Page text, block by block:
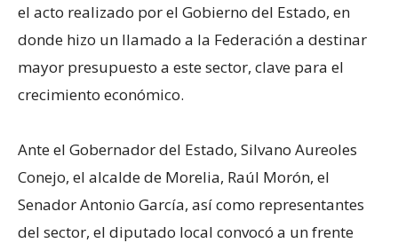
el acto realizado por el Gobierno del Estado, en
donde hizo un llamado a la Federación a destinar
mayor presupuesto a este sector, clave para el
crecimiento económico.
Ante el Gobernador del Estado, Silvano Aureoles
Conejo, el alcalde de Morelia, Raúl Morón, el
Senador Antonio García, así como representantes
del sector, el diputado local convocó a un frente